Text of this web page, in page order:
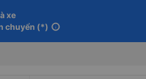
xe
chuyển (*) info